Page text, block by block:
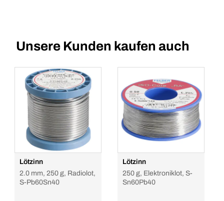
Unsere Kunden kaufen auch
Lötzinn
2.0 mm, 250 g, Radiolot,
S-Pb60Sn40
Lötzinn
250 g, Elektroniklot, S-
Sn60Pb40